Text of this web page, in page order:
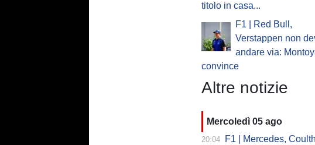
titolo in casa...
F1 | Red Bull,
Verstappen non
andare via:
convince
Altre notizie
Mercoledì 05 ago
20:04 F1 | Mercedes, Coulthard